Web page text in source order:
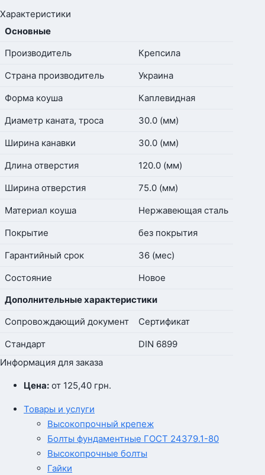
Характеристики
Основные
Производитель
Крепсила
Страна производитель
Украина
Форма коуша
Каплевидная
Диаметр каната, троса
30.0 (мм)
Ширина канавки
30.0 (мм)
Длина отверстия
120.0 (мм)
Ширина отверстия
75.0 (мм)
Материал коуша
Нержавеющая сталь
Покрытие
без покрытия
Гарантийный срок
36 (мес)
Состояние
Новое
Дополнительные характеристики
Сопровождающий документ
Сертификат
Стандарт
DIN 6899
Информация для заказа
Цена: от 125,40 грн.
Товары и услуги
Высокопрочный крепеж
Болты фундаментные ГОСТ 24379.1-80
Высокопрочные болты
Гайки